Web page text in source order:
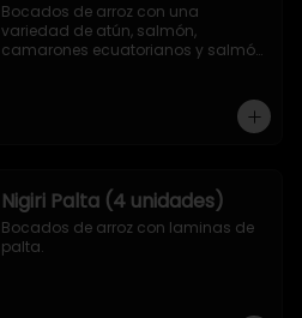
Bocados de arroz con una
variedad de atún, salmón,
camarones ecuatorianos y salmón
Nigiri Palta (4 unidades)
Bocados de arroz con laminas de
palta.